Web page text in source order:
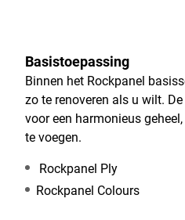
Basistoepassing
Binnen het Rockpanel
zo te renoveren als u wilt.
voor een harmonieus
te voegen.
Rockpanel Ply
Rockpanel Colours